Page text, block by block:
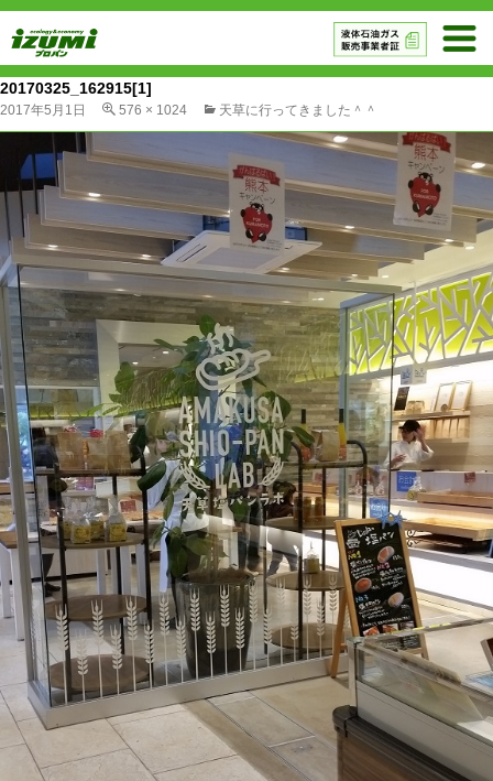
20170325_162915[1]
2017年5月1日 576 × 1024 天草に行ってきました＾＾